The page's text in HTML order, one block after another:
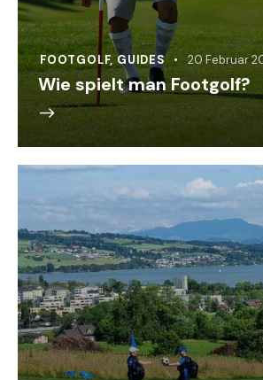
FOOTGOLF,GUIDES 20 Februar
Wie spielt man Footgolf?